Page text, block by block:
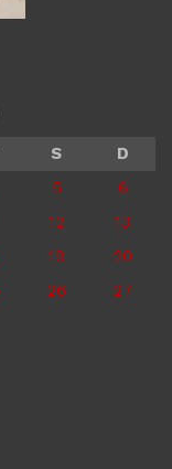
S
D
5
6
12
13
19
20
26
27